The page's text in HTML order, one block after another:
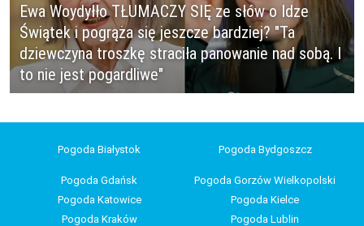
Ewa Woydyłło TŁUMACZY SIĘ ze słów o Idze
Świątek i pogrąża się jeszcze bardziej? "Ta
dziewczyna troszkę straciła panowanie nad sobą. I
to nie jest pogardliwe"
Pogoda Białystok Pogoda Bydgoszcz
Pogoda Gdańsk
Pogoda Gorzów Wielkopolski
Pogoda Katowice
Pogoda Kielce
Pogoda Kraków
Pogoda Lublin